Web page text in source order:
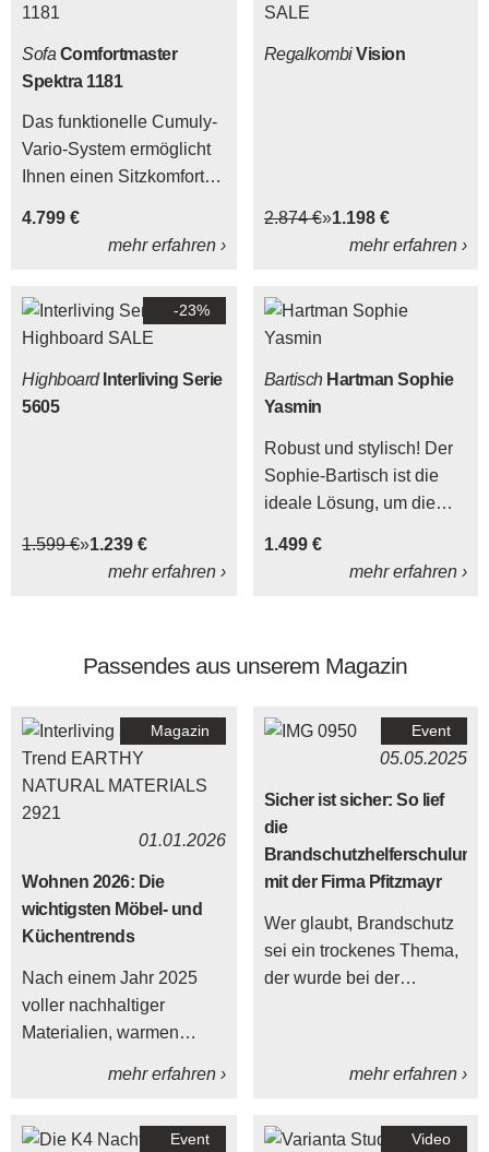
Sofa Comfortmaster
Spektra 1181
Das funktionelle Cumuly-
Vario-System ermöglicht
Ihnen einen Sitzkomfort,
Sitzhärten, 2
Rückenvarianten, 3
Armteilvarianten.
4.799 €
mehr erfahren ›
RegalkombiVision
2.874 € 1.198 €
mehr erfahren ›
-23%
Highboard Interliving Serie
5605
1.599 € 1.239 €
mehr erfahren ›
Bartisch Hartman Sophie
Yasmin
Robust und stylisch! Der
Sophie-Bartisch ist die
ideale Lösung, um die
1.499 €
mehr erfahren ›
Passendes aus unserem Magazin
Magazin
01.01.2026
Wohnen 2026: Die
wichtigsten Möbel- und
Küchentrends
Nach einem Jahr 2025
voller nachhaltiger
Materialien, warmen
Zukunft des Wohnens.
mehr erfahren ›
Event
05.05.2025
Sicher ist sicher: So lief
die
Brandschutzhelferschulung
mit der Firma Pfitzmayr
Wer glaubt, Brandschutz
sei ein trockenes Thema,
der wurde bei der
Firma Pfitzmayr für ein
mehr erfahren ›
Event Video